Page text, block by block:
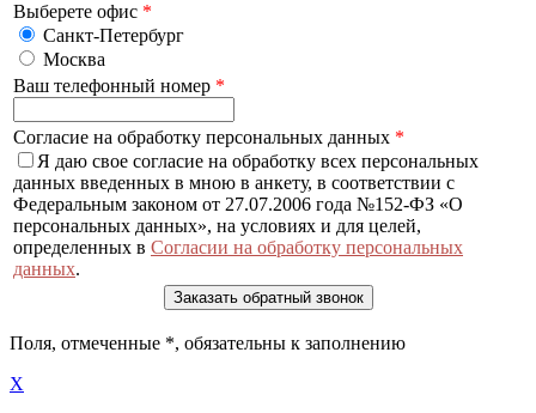
Выберете офис *
Санкт-Петербург
Москва
Ваш телефонный номер *
Согласие на обработку персональных данных *
Я даю свое согласие на обработку всех персональных
данных введенных в мною в анкету, в соответствии с
Федеральным законом от 27.07.2006 года №152-ФЗ «О
персональных данных», на условиях и для целей,
определенных в Согласии на обработку персональных
данных.
Поля, отмеченные *, обязательны к заполнению
X